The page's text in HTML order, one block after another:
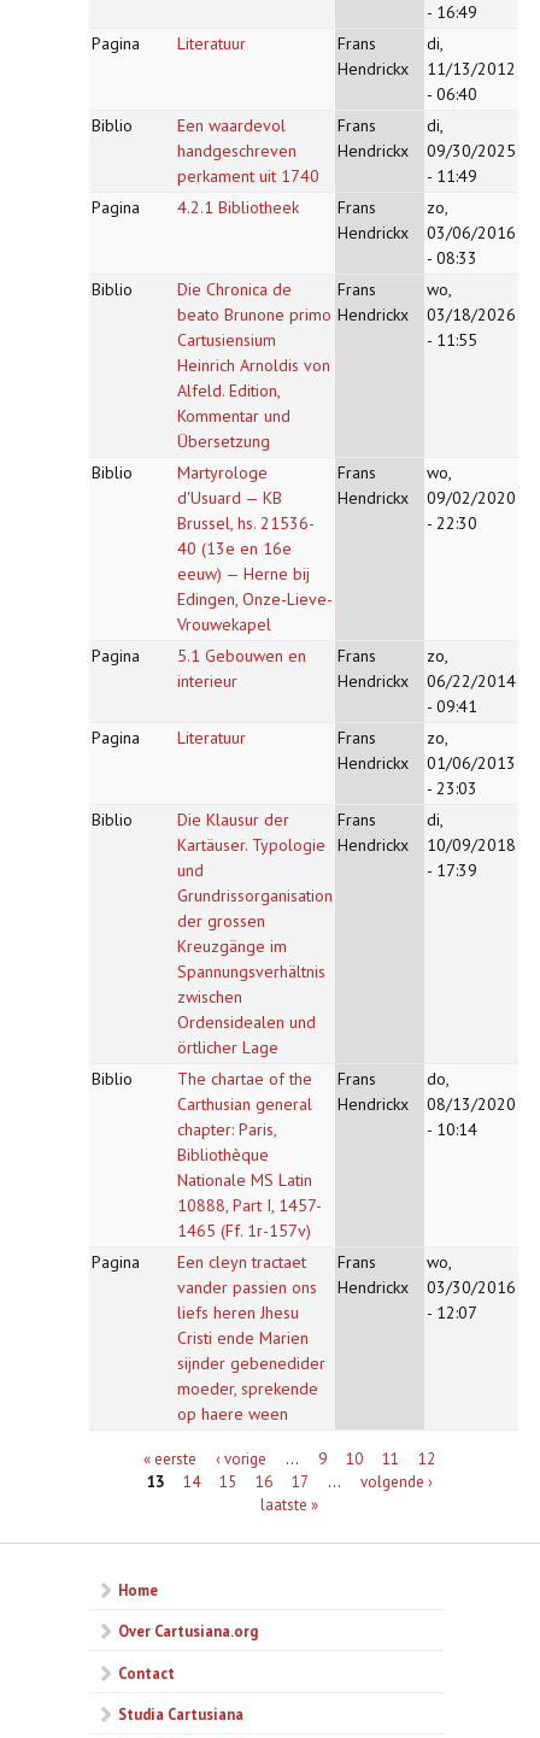
- 16:49
Pagina
Literatuur
Frans
Hendrickx
di,
11/13/2012
- 06:40
Biblio
Een waardevol
handgeschreven
perkament uit 1740
Frans
Hendrickx
di,
09/30/2025
- 11:49
Pagina
4.2.1 Bibliotheek
Frans
Hendrickx
zo,
03/06/2016
- 08:33
Biblio
Die Chronica de
beato Brunone primo
Cartusiensium
Heinrich Arnoldis von
Alfeld. Edition,
Kommentar und
Übersetzung
Frans
Hendrickx
wo,
03/18/2026
- 11:55
Biblio
Martyrologe
d'Usuard — KB
Brussel, hs. 21536-
40 (13e en 16e
eeuw) — Herne bij
Edingen, Onze-Lieve-
Vrouwekapel
Frans
Hendrickx
wo,
09/02/2020
- 22:30
Pagina
5.1 Gebouwen en
interieur
Frans
Hendrickx
zo,
06/22/2014
- 09:41
Pagina
Literatuur
Frans
Hendrickx
zo,
01/06/2013
- 23:03
Biblio
Die Klausur der
Kartäuser. Typologie
und
Grundrissorganisation
der grossen
Kreuzgänge im
Spannungsverhältnis
zwischen
Ordensidealen und
örtlicher Lage
Frans
Hendrickx
di,
10/09/2018
- 17:39
Biblio
The chartae of the
Carthusian general
chapter: Paris,
Bibliothèque
Nationale MS Latin
10888, Part I, 1457-
1465 (Ff. 1r-157v)
Frans
Hendrickx
do,
08/13/2020
- 10:14
Pagina
Een cleyn tractaet
vander passien ons
liefs heren Jhesu
Cristi ende Marien
sijnder gebenedider
moeder, sprekende
op haere ween
Frans
Hendrickx
wo,
03/30/2016
- 12:07
Pagina's« eerste ‹ vorige … 9 10 11
12
13
14 15 16 17 …
volgende ›
laatste »
Home
Over Cartusiana.org
Contact
Studia Cartusiana